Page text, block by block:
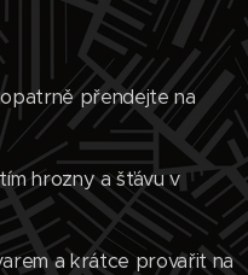
přendejte na
hrozny a šťávu v
a krátce provařit na